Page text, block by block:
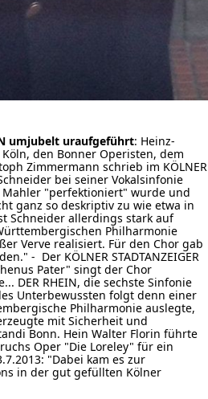
umjubelt uraufgeführt: Heinz-
den Bonner Operisten, dem
Zimmermann schrieb im KÖLNER
bei seiner Vokalsinfonie
Mahler "perfektioniert" wurde und
ganz so deskriptiv zu wie etwa in
Schneider allerdings stark auf
Philharmonie
Verve realisiert. Für den Chor gab
- Der KÖLNER STADTANZEIGER
Pater" singt der Chor
DER RHEIN, die sechste Sinfonie
Unterbewussten folgt denn einer
Philharmonie auslegte,
mit Sicherheit und
Bonn. Hein Walter Florin führte
Oper "Die Loreley" für ein
"Dabei kam es zur
in der gut gefüllten Kölner